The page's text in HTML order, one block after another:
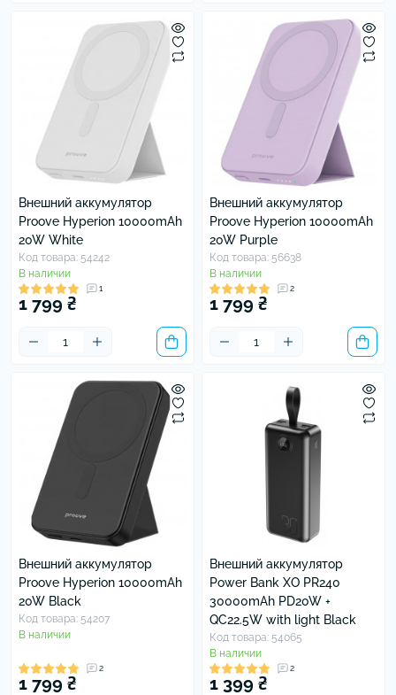
Внешний аккумулятор
Proove Hyperion 10000mAh
20W White
Код товара: 54242
В наличии
1
1 799 ₴
Внешний аккумулятор
Proove Hyperion 10000mAh
20W Purple
Код товара: 56638
В наличии
2
1 799 ₴
Внешний аккумулятор
Proove Hyperion 10000mAh
20W Black
Код товара: 54207
В наличии
2
1 799 ₴
Внешний аккумулятор
Power Bank XO PR240
30000mAh PD20W +
QC22.5W with light Black
Код товара: 54065
В наличии
2
1 399 ₴